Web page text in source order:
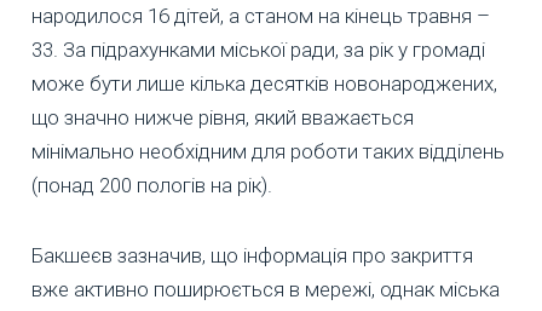
народилося 16 дітей, а станом на кінець травня –
33. За підрахунками міської ради, за рік у громаді
може бути лише кілька десятків новонароджених,
що значно нижче рівня, який вважається
мінімально необхідним для роботи таких відділень
(понад 200 пологів на рік).
Бакшеєв зазначив, що інформація про закриття
вже активно поширюється в мережі, однак міська